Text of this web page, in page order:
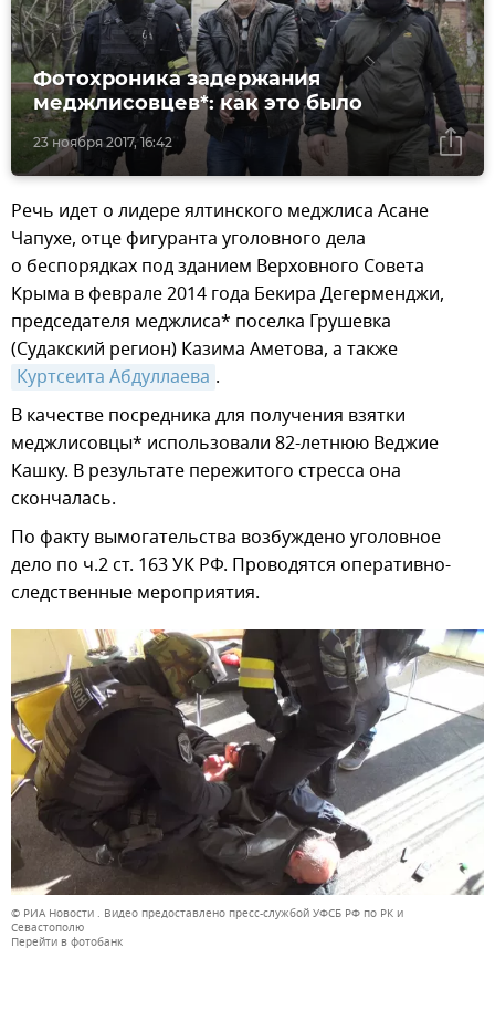
23 ноября 2017, 16:42
Фотохроника задержания
меджлисовцев*: как это было
Речь идет о лидере ялтинского меджлиса Асане
Чапухе, отце фигуранта уголовного дела
о беспорядках под зданием Верховного Совета
Крыма в феврале 2014 года Бекира Дегерменджи,
председателя меджлиса* поселка Грушевка
(Судакский регион) Казима Аметова, а также
Куртсеита Абдуллаева .
В качестве посредника для получения взятки
меджлисовцы* использовали 82-летнюю Веджие
Кашку. В результате пережитого стресса она
скончалась.
По факту вымогательства возбуждено уголовное
дело по ч.2 ст. 163 УК РФ. Проводятся оперативно-
следственные мероприятия.
© РИА Новости . Видео предоставлено пресс-службой УФСБ РФ по РК и
Севастополю
Перейти в фотобанк